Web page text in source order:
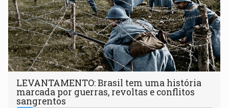
LEVANTAMENTO: Brasil tem uma história
marcada por guerras, revoltas e conflitos
sangrentos